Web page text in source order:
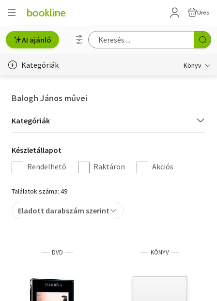
Üres
AI ajánló
Kategóriák Könyv
Hobbi, szabadidő
Irodalom
Művészet
Szakkönyv
Tankönyv, segédkönyv
Természettudomány
Balogh János művei
Kategória
szűrés
Kategóriák
Készletállapot
szűrés
Készletállapot
Rendelhető
Raktáron Akciós
Találatok száma: 49
Eladott darabszám szerint
DVD KÖNYV